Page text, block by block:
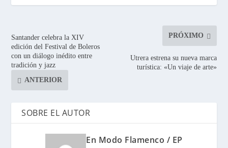
Santander celebra la XIV
edición del Festival de Boleros
con un diálogo inédito entre
tradición y jazz
ANTERIOR
PRÓXIMO
Utrera estrena su nueva marca
turística: «Un viaje de arte»
SOBRE EL AUTOR
En Modo Flamenco / EP